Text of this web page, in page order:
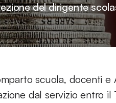
del dirigente
scuola, docenti e
dal servizio entro